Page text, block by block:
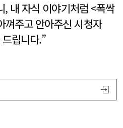
, 내 자식 이야기처럼 <폭싹
껴주고 안아주신 시청자
립니다.”